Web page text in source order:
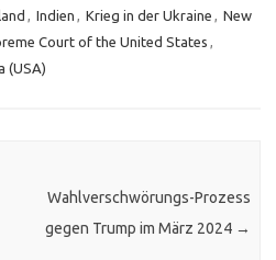
, Indien , Krieg in der Ukraine , New
Court of the United States ,
(USA)
Wahlverschwörungs-Prozess
gegen Trump im März 2024 →